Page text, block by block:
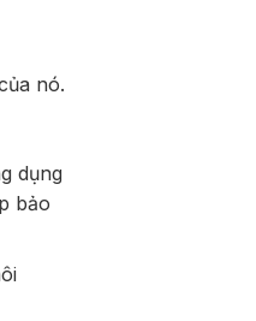
nó.
dụng
bảo